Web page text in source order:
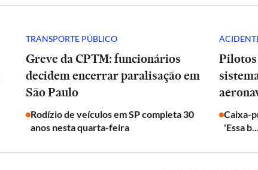
TRANSPORTE PÚBLICO
Greve da CPTM: funcionários
decidem encerrar paralisação em
São Paulo
Rodízio de veículos em SP completa 30
anos nesta quarta-feira
Caixa-
'Essa